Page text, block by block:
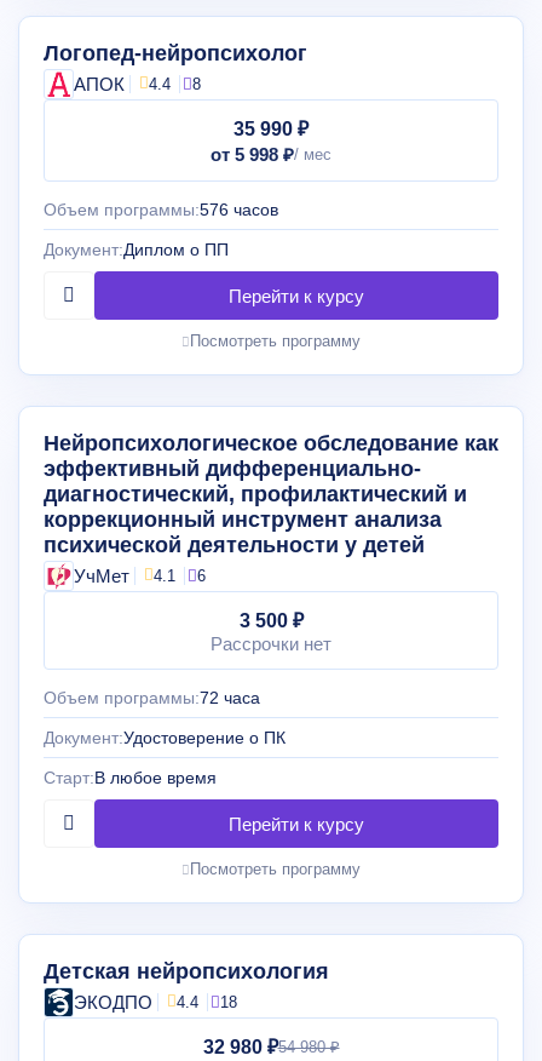
Логопед-нейропсихолог
АПОК 4.4 8
35 990 ₽
от 5 998 ₽
Объем программы:576 часов
Документ:Диплом о ПП
Посмотреть программу
Нейропсихологическое обследование как
эффективный дифференциально-
диагностический, профилактический и
коррекционный инструмент анализа
психической деятельности у детей
УчМет 4.1 6
3 500 ₽
Рассрочки нет
Объем программы:72 часа
Документ:Удостоверение о ПК
Старт:В любое время
Посмотреть программу
Детская нейропсихология
ЭКОДПО 4.4 18
32 980 ₽54 980 ₽